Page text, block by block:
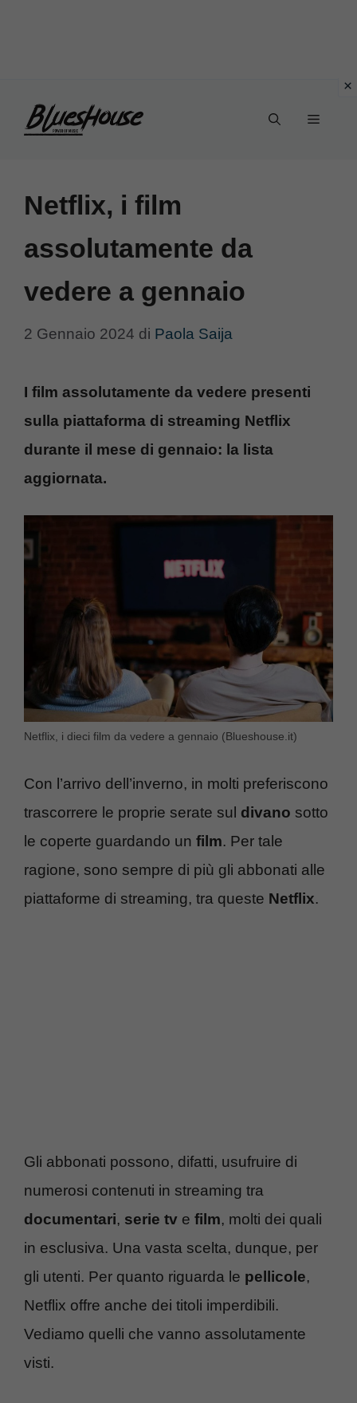
Menu
Netflix, i film
assolutamente da
vedere a gennaio
2 Gennaio 2024 di Paola Saija
I film assolutamente da vedere presenti
sulla piattaforma di streaming Netflix
durante il mese di gennaio: la lista
aggiornata.
Netflix, i dieci film da vedere a gennaio (Blueshouse.it)
Con l’arrivo dell’inverno, in molti preferiscono
trascorrere le proprie serate sul divano sotto
le coperte guardando un film. Per tale
ragione, sono sempre di più gli abbonati alle
piattaforme di streaming, tra queste Netflix.
Gli abbonati possono, difatti, usufruire di
numerosi contenuti in streaming tra
documentari, serie tv e film, molti dei quali
in esclusiva. Una vasta scelta, dunque, per
gli utenti. Per quanto riguarda le pellicole,
Netflix offre anche dei titoli imperdibili.
Vediamo quelli che vanno assolutamente
visti.